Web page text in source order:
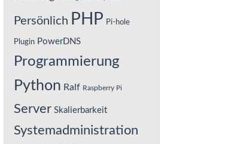
Persönlich PHP Pi-hole
Plugin PowerDNS
Programmierung
Python Ralf Raspberry Pi
Server Skalierbarkeit
Systemadministration